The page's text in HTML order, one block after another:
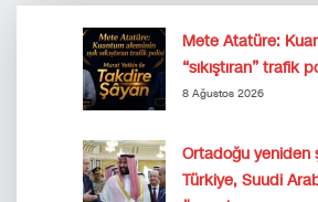
Mete Atatüre:
“sıkıştıran” trafik
8 Ağustos 2026
Ortadoğu yeniden
Türkiye, Suudi